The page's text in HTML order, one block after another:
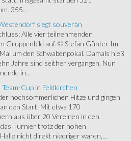
355...
siegt souverän
Alle vier teilnehmenden
Gruppenbild auf. © Stefan Günter Im
um den Schwabenpokal. Damals hieß
Jahre sind seither vergangen. Nun
in...
Cup in Feldkirchen
hochsommerlichen Hitze und gingen
den Start. Mit etwa 170
aus über 20 Vereinen in den
Turnier trotz der hohen
nicht direkt niedriger waren,...